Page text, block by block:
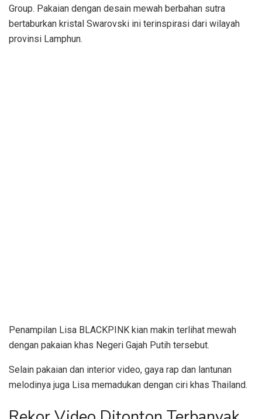
Group. Pakaian dengan desain mewah berbahan sutra
bertaburkan kristal Swarovski ini terinspirasi dari wilayah
provinsi Lamphun.
Penampilan Lisa BLACKPINK kian makin terlihat mewah
dengan pakaian khas Negeri Gajah Putih tersebut.
Selain pakaian dan interior video, gaya rap dan lantunan
melodinya juga Lisa memadukan dengan ciri khas Thailand.